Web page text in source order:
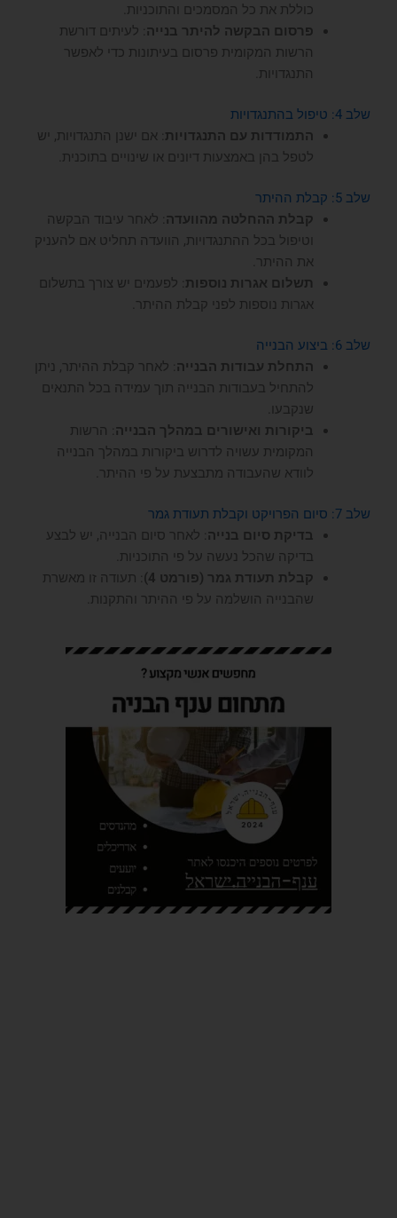
כוללת את כל המסמכים והתוכניות.
פרסום הבקשה להיתר בנייה : לעיתים דורשת
הרשות המקומית פרסום בעיתונות כדי לאפשר
התנגדויות.
שלב 4: טיפול בהתנגדויות
התמודדות עם התנגדויות : אם ישנן התנגדויות, יש
לטפל בהן באמצעות דיונים או שינויים בתוכנית.
שלב 5: קבלת ההיתר
קבלת ההחלטה מהוועדה : לאחר עיבוד הבקשה
וטיפול בכל ההתנגדויות, הוועדה תחליט אם להעניק
את ההיתר.
תשלום אגרות נוספות : לפעמים יש צורך בתשלום
אגרות נוספות לפני קבלת ההיתר.
שלב 6: ביצוע הבנייה
התחלת עבודות הבנייה : לאחר קבלת ההיתר, ניתן
להתחיל בעבודות הבנייה תוך עמידה בכל התנאים
שנקבעו.
ביקורות ואישורים במהלך הבנייה : הרשות
המקומית עשויה לדרוש ביקורות במהלך הבנייה
לוודא שהעבודה מתבצעת על פי ההיתר.
שלב 7: סיום הפרויקט וקבלת תעודת גמר
בדיקת סיום בנייה : לאחר סיום הבנייה, יש לבצע
בדיקה שהכל נעשה על פי התוכניות.
קבלת תעודת גמר (פורמט 4)
: תעודה זו מאשרת
שהבנייה הושלמה על פי ההיתר והתקנות.